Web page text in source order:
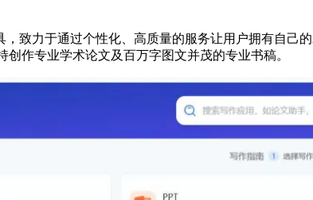
致力于通过个性化、高质量的服务让用户拥有自
作专业学术论文及百万字图文并茂的专业书稿。